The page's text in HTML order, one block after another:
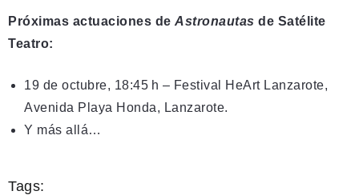
Próximas actuaciones de Astronautas de Satélite
Teatro:
19 de octubre, 18:45 h – Festival HeArt Lanzarote,
Avenida Playa Honda, Lanzarote.
Y más allá…
Tags: